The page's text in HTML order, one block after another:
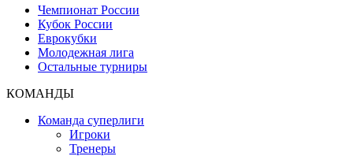
Чемпионат России
Кубок России
Еврокубки
Молодежная лига
Остальные турниры
КОМАНДЫ
Команда суперлиги
Игроки
Тренеры